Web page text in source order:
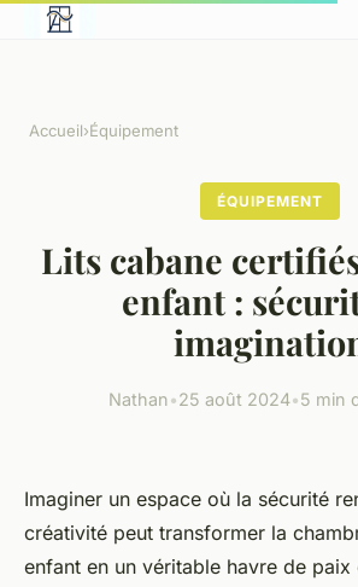
Accueil›Équipement
ÉQUIPEMENT
Lits cabane
enfant :
Nathan•25 août 2024•5 min
Imaginer un espace où la sécurité
créativité peut transformer la
enfant en un véritable havre de paix